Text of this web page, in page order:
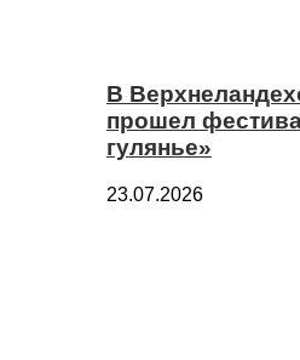
В
прошел
гулянье»
23.07.2026